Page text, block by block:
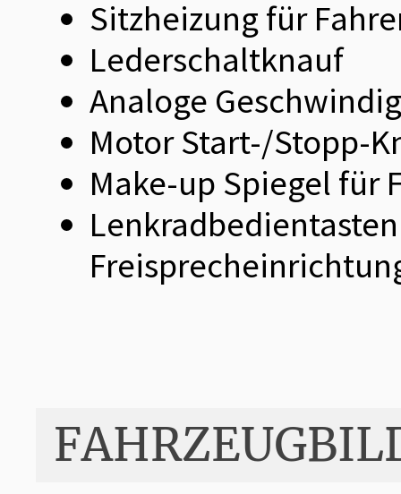
Sitzheizung für
Lederschaltknauf
Analoge
Motor Start-/Stopp-
Make-up Spiegel für